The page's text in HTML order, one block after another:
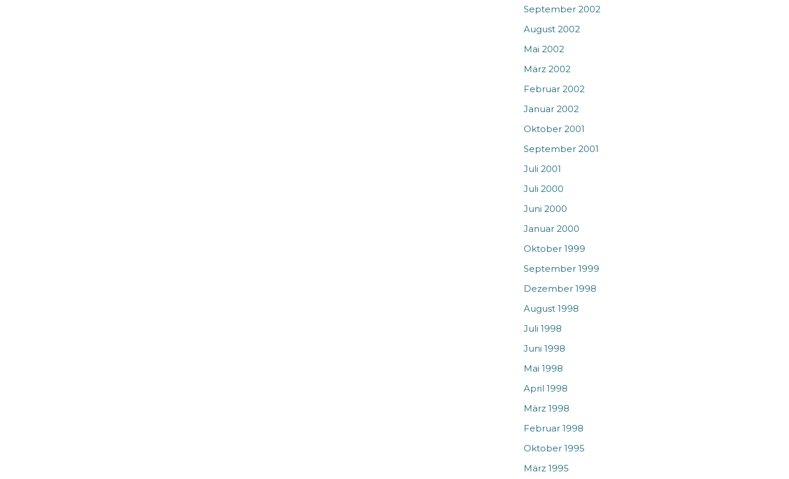
September 2002
August 2002
Mai 2002
März 2002
Februar 2002
Januar 2002
Oktober 2001
September 2001
Juli 2001
Juli 2000
Juni 2000
Januar 2000
Oktober 1999
September 1999
Dezember 1998
August 1998
Juli 1998
Juni 1998
Mai 1998
April 1998
März 1998
Februar 1998
Oktober 1995
März 1995